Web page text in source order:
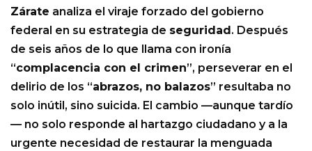
Zárate analiza el viraje forzado del gobierno
federal en su estrategia de seguridad. Después
de seis años de lo que llama con ironía
“complacencia con el crimen”, perseverar en el
delirio de los “abrazos, no balazos” resultaba no
solo inútil, sino suicida. El cambio —aunque tardío
— no solo responde al hartazgo ciudadano y a la
urgente necesidad de restaurar la menguada